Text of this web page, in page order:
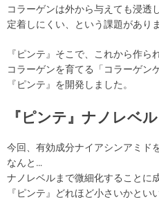
コラーゲンは外から与えても浸透
定着しにくい、という課題があり
『ピンテ』そこで、これから作ら
コラーゲンを育てる「コラーゲン
『ピンテ』を開発しました。
『ピンテ』ナノレベ
今回、有効成分ナイアシンアミド
なんと…
ナノレベルまで微細化することに
『ピンテ』どれほど小さいかとい